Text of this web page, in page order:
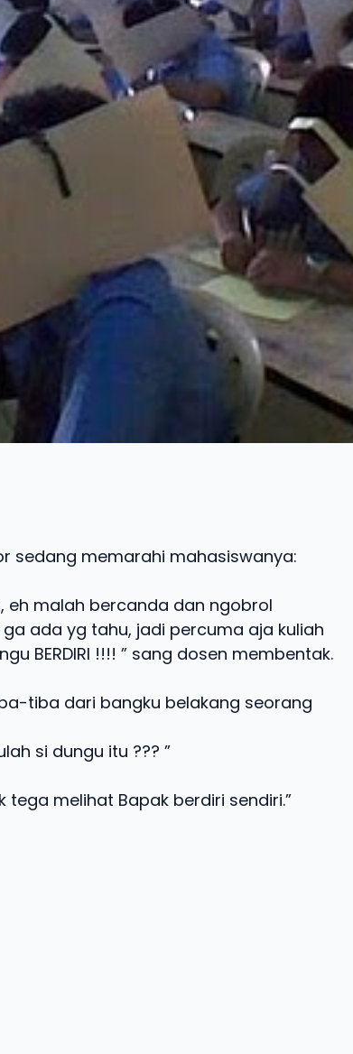
sedang memarahi mahasiswanya:
eh malah bercanda dan ngobrol
ada yg tahu, jadi percuma aja kuliah
BERDIRI !!!! ” sang dosen membentak.
tiba dari bangku belakang seorang
si dungu itu ??? ”
tega melihat Bapak berdiri sendiri.”